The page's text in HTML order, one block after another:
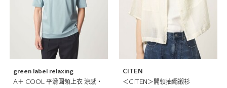
green label relaxing
A＋ COOL 平滑圓領上衣 涼感・
CITEN
＜CITEN＞開領抽繩襯衫